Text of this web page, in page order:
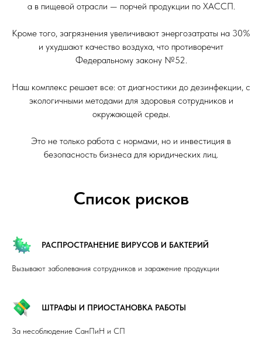
а в пищевой отрасли — порчей продукции по ХАССП.
Кроме того, загрязнения увеличивают энергозатраты на 30%
и ухудшают качество воздуха, что противоречит
Федеральному закону №52.
Наш комплекс решает все: от диагностики до дезинфекции, с
экологичными методами для здоровья сотрудников и
окружающей среды.
Это не только работа с нормами, но и инвестиция в
безопасность бизнеса для юридических лиц.
Список рисков
РАСПРОСТРАНЕНИЕ ВИРУСОВ И БАКТЕРИЙ
Вызывают заболевания сотрудников и заражение продукции
ШТРАФЫ И ПРИОСТАНОВКА РАБОТЫ
За несоблюдение СанПиН и СП